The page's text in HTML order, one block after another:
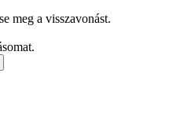
meg a visszavonást.